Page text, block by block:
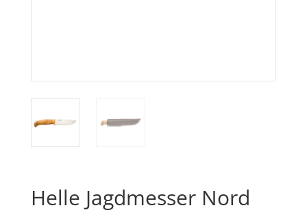
Helle Jagdmesser Nord